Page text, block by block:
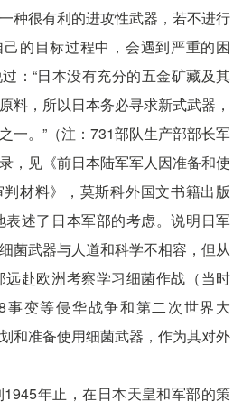
种很有利的进攻性武器，若不进行
的目标过程中，会遇到严重的困
：“日本没有充分的五金矿藏及其
料，所以日本务必寻求新式武器，
一。”（注：731部队生产部部长军
，见《前日本陆军军人因准备和使
材料》，莫斯科外国文书籍出版
表述了日本军部的考虑。说明日军
菌武器与人道和科学不相容，但从
远赴欧洲考察学习细菌作战（当时
事变等侵华战争和第二次世界大
和准备使用细菌武器，作为其对外
1945年止，在日本天皇和军部的策